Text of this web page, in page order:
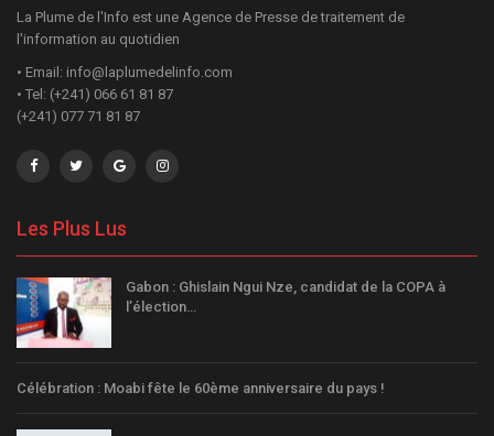
La Plume de l'Info est une Agence de Presse de traitement de
l'information au quotidien
• Email: info@laplumedelinfo.com
• Tel: (+241) 066 61 81 87
(+241) 077 71 81 87
Les Plus Lus
Gabon : Ghislain Ngui Nze, candidat de la COPA à
l’élection…
Célébration : Moabi fête le 60ème anniversaire du pays !